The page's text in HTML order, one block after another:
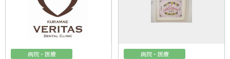
病院・医療 病院・医療